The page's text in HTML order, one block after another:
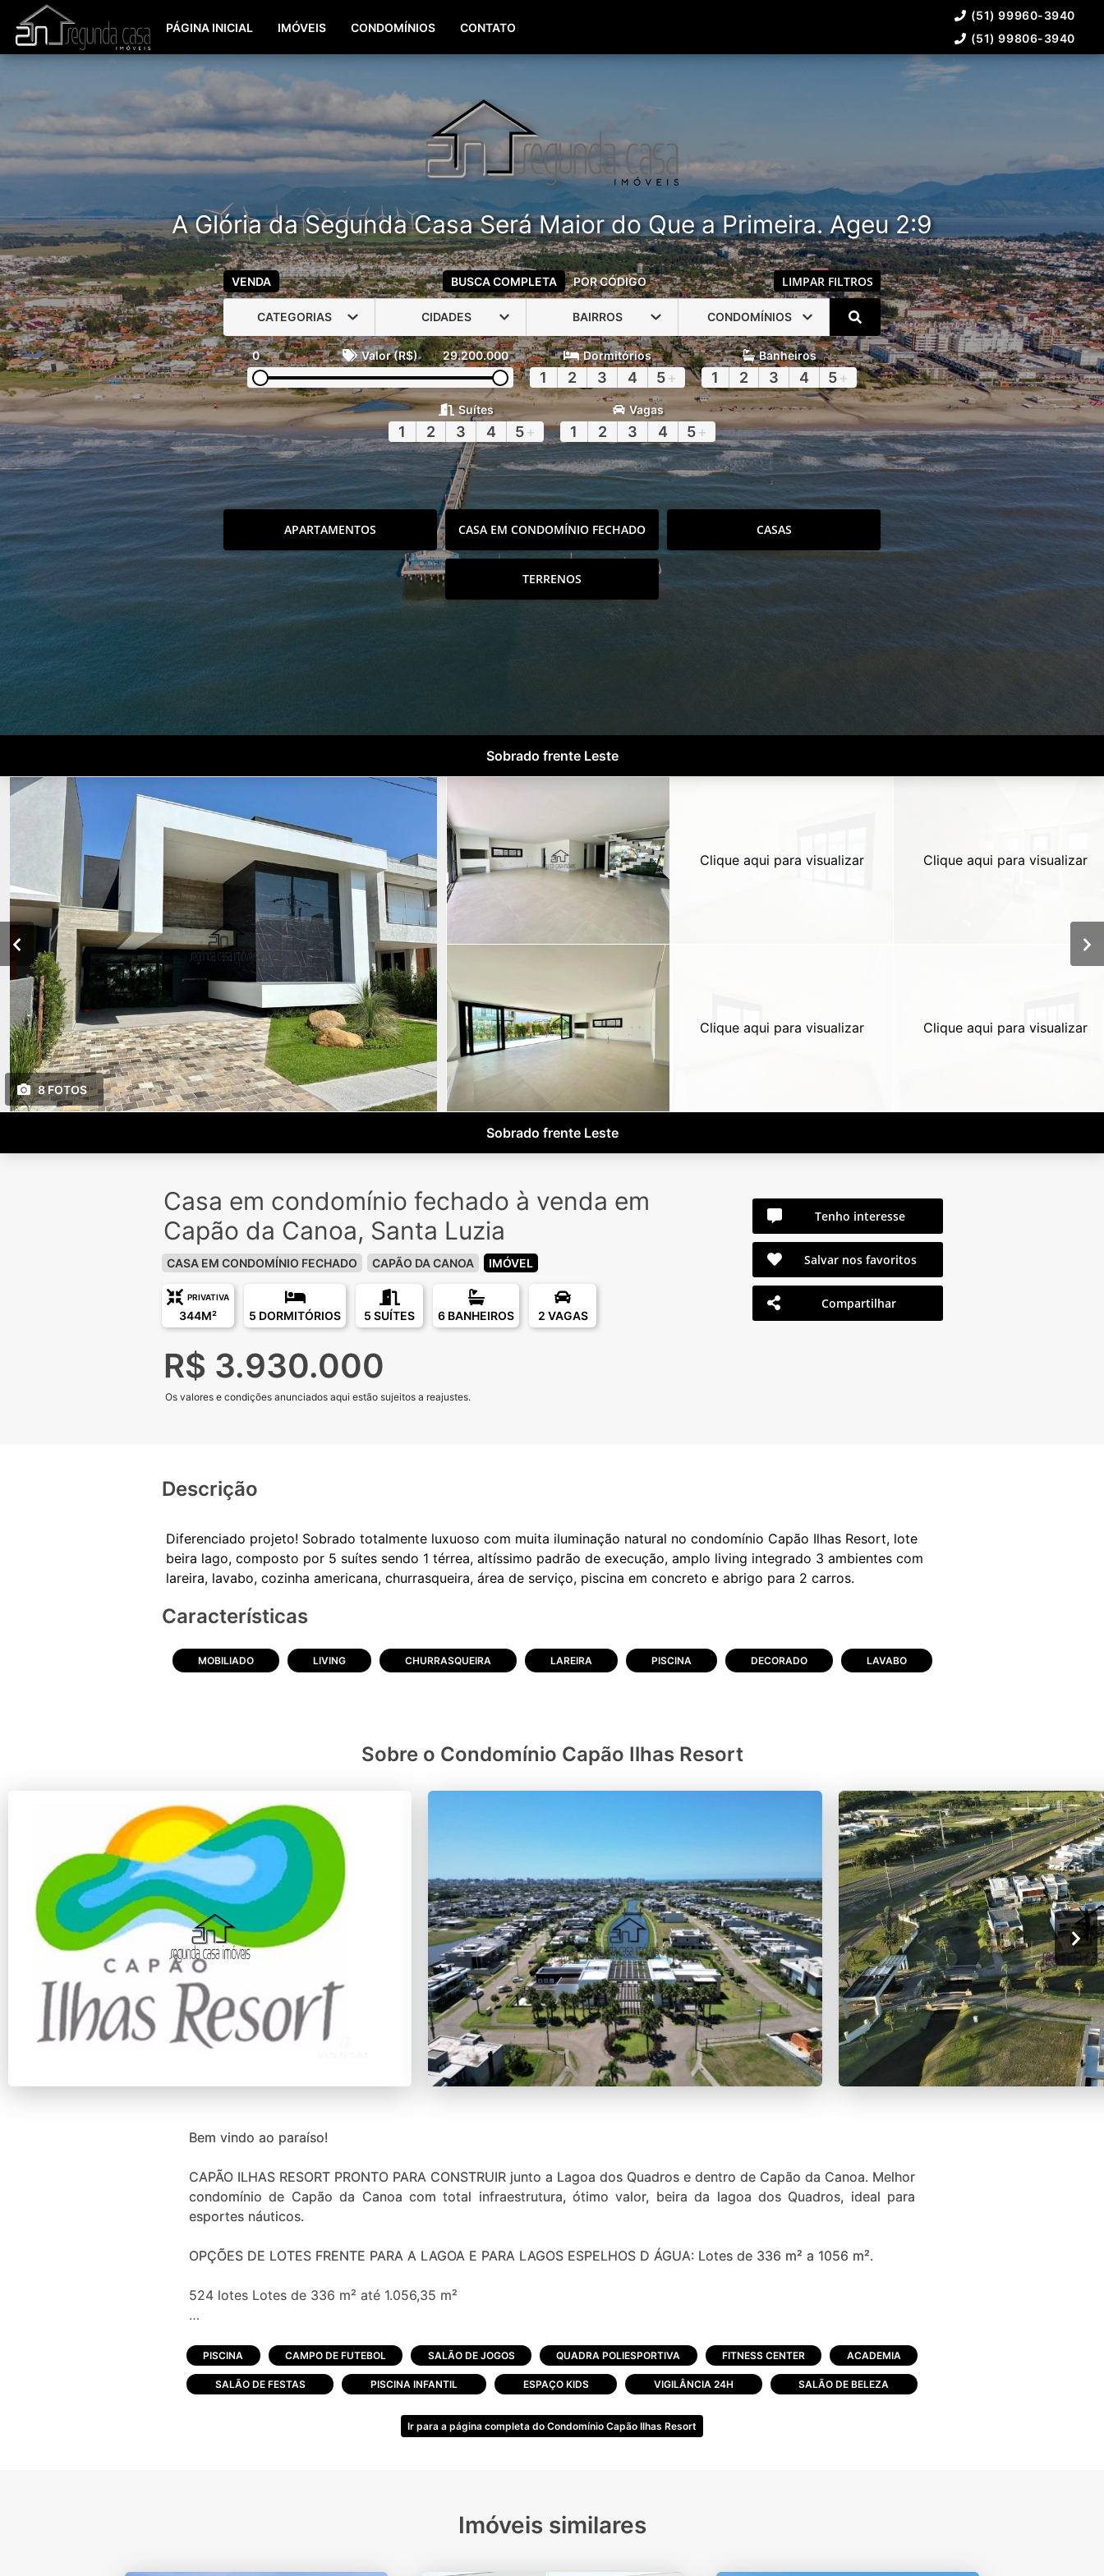
(51) 99960-3940
PÁGINA INICIAL IMÓVEIS CONDOMÍNIOS CONTATO
(51) 99960-3940
(51) 99806-3940
A Glória da Segunda Casa Será Maior do Que a Primeira. Ageu 2:9
VENDA BUSCA COMPLETA POR CÓDIGO LIMPAR FILTROS
CATEGORIAS CIDADES BAIRROS CONDOMÍNIOS
0 Valor (R$) 29.200.000 Dormitórios
1 2 3 4 5+
Banheiros
1 2 3 4 5+
Suítes
1 2 3 4 5+
Vagas
1 2 3 4 5+
APARTAMENTOS CASA EM CONDOMÍNIO FECHADO CASAS
TERRENOS
Sobrado frente Leste
8 FOTOS
Clique aqui para visualizar
Clique aqui para visualizar
Clique aqui para visualizar
Clique aqui para visualizar
Sobrado frente Leste
Casa em condomínio fechado à venda em
Capão da Canoa, Santa Luzia
CASA EM CONDOMÍNIO FECHADO CAPÃO DA CANOA IMÓVEL
PRIVATIVA
344M² 5 DORMITÓRIOS 5 SUÍTES 6 BANHEIROS 2 VAGAS
R$ 3.930.000
Os valores e condições anunciados aqui estão sujeitos a reajustes.
Tenho interesse
Salvar nos favoritos
Compartilhar
Descrição
Diferenciado projeto! Sobrado totalmente luxuoso com muita iluminação natural no condomínio Capão Ilhas Resort, lote
beira lago, composto por 5 suítes sendo 1 térrea, altíssimo padrão de execução, amplo living integrado 3 ambientes com
Características
MOBILIADO LIVING CHURRASQUEIRA LAREIRA PISCINA DECORADO LAVABO
Sobre o Condomínio Capão Ilhas Resort
Bem vindo ao paraíso!
CAPÃO ILHAS RESORT PRONTO PARA CONSTRUIR junto a Lagoa dos Quadros e dentro de Capão da Canoa. Melhor
condomínio de Capão da Canoa com total infraestrutura, ótimo valor, beira da lagoa dos Quadros, ideal para
esportes náuticos.
OPÇÕES DE LOTES FRENTE PARA A LAGOA E PARA LAGOS ESPELHOS D ÁGUA: Lotes de 336 m² a 1056 m².
524 lotes Lotes de 336 m² até 1.056,35 m²
Área de preservação permanente ambiental: 110.727 m² Área destinação pública: 69.293,49 m²
Área total matrícula: 616.793,18m²
Passeios pavimentados Calhas com grama para recolhimento de águas pluviais Rede de iluminação pública Sistema
PISCINA CAMPO DE FUTEBOL SALÃO DE JOGOS QUADRA POLIESPORTIVA FITNESS CENTER ACADEMIA
SALÃO DE FESTAS PISCINA INFANTIL ESPAÇO KIDS VIGILÂNCIA 24H SALÃO DE BELEZA
Ir para a página completa do Condomínio Capão Ilhas Resort
Imóveis similares